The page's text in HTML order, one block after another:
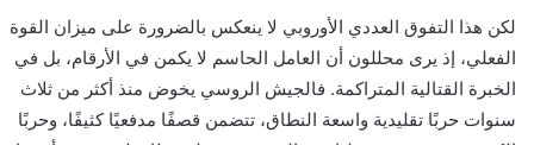
لكن هذا التفوق العددي الأوروبي لا ينعكس بالضرورة على ميزان القوة
الفعلي، إذ يرى محللون أن العامل الحاسم لا يكمن في الأرقام، بل في
الخبرة القتالية المتراكمة. فالجيش الروسي يخوض منذ أكثر من ثلاث
سنوات حربًا تقليدية واسعة النطاق، تتضمن قصفًا مدفعيًا كثيفًا، وحربًا